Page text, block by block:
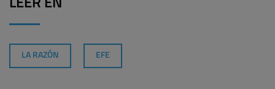
LEER EN
LA RAZÓN EFE